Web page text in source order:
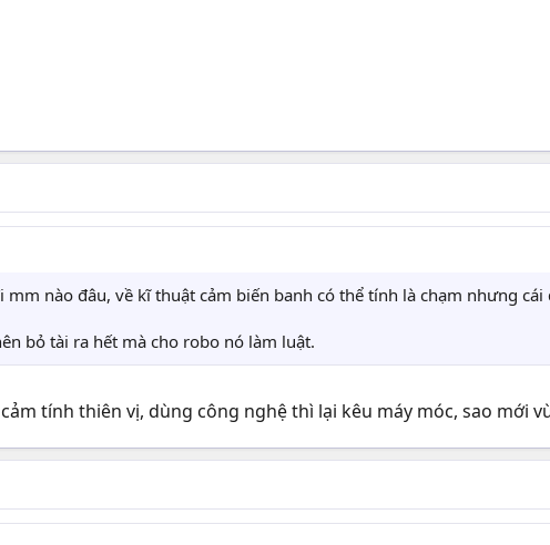
mm nào đâu, về kĩ thuật cảm biến banh có thể tính là chạm nhưng
bỏ tài ra hết mà cho robo nó làm luật.
tính thiên vị, dùng công nghệ thì lại kêu máy móc, sao mới